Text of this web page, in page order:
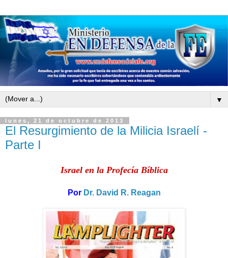
▼
lunes, 21 de octubre de 2013
El Resurgimiento de la Milicia Israelí -
Parte I
Israel en la Profecía Bíblica
Por Dr. David R. Reagan